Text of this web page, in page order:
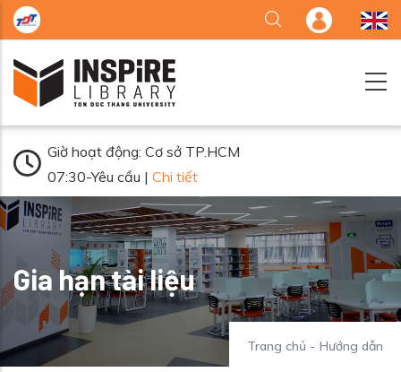
Nhảy đến nội dung
Giờ hoạt động: Cơ sở TP.HCM
07:30-Yêu cầu | Chi tiết
Gia hạn tài liệu
Trang chủ - Hướng dẫn